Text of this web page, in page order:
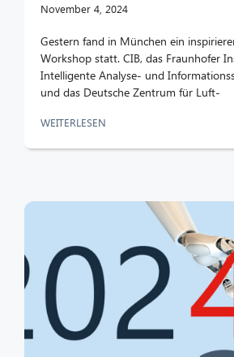
November 4, 2024
Gestern fand in München ein
Workshop statt. CIB, das Fraunhofer
Intelligente Analyse- und
und das Deutsche Zentrum für Luft-
WEITERLESEN